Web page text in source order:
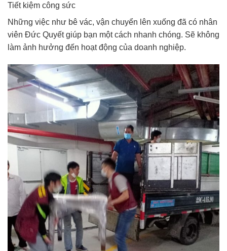
Tiết kiệm công sức
Những việc như bê vác, vận chuyển lên xuống đã có nhân
viên Đức Quyết giúp bạn một cách nhanh chóng. Sẽ không
làm ảnh hưởng đến hoạt động của doanh nghiệp.